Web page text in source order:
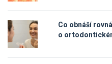
Co obnáší
o